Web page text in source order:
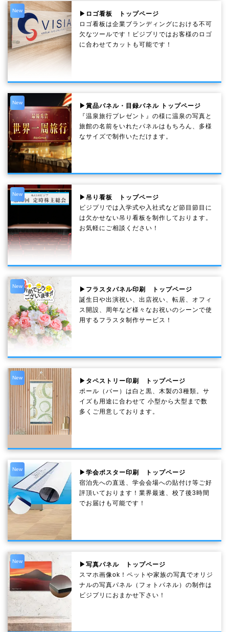
New
▶ロゴ看板 トップページ
ロゴ看板は企業ブランディングにおける不可
欠なツールです！ビジプリではお客様のロゴ
に合わせてカットも可能です！
New
▶賞品パネル・目録パネル トップページ
『温泉旅行プレゼント』の様に温泉の写真と
旅館の名前をいれたパネルはもちろん、多様
なサイズで制作いただけます。
New
▶吊り看板 トップページ
ビジプリでは入学式や入社式など節目節目に
は欠かせない吊り看板を制作しております。
お気軽にご相談ください！
New
▶フラスタパネル印刷 トップページ
誕生日や出演祝い、出店祝い、転居、オフィ
ス開設、周年など様々なお祝いのシーンで使
用するフラスタ制作サービス！
New
▶タペストリー印刷 トップページ
ポール（バー）は白と黒、木製の3種類。サ
イズも用途に合わせて 小型から大型まで数
多くご用意しております。
New
▶学会ポスター印刷 トップページ
宿泊先への直送、学会会場への貼付け等ご好
評頂いております！業界最速、校了後3時間
でお届けも可能です！
New
▶写真パネル トップページ
スマホ画像ok！ペットや家族の写真でオリジ
ナルの写真パネル（フォトパネル）の制作は
ビジプリにおまかせ下さい！